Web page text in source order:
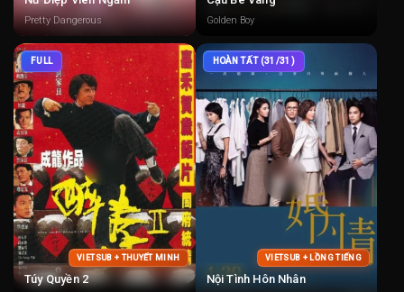
Pretty Dangerous Golden Boy
FULL
VIETSUB + THUYẾT MINH
Túy Quyền 2
HOÀN TẤT (31/31)
VIETSUB + LỒNG TIẾNG
Nội Tình Hôn Nhân